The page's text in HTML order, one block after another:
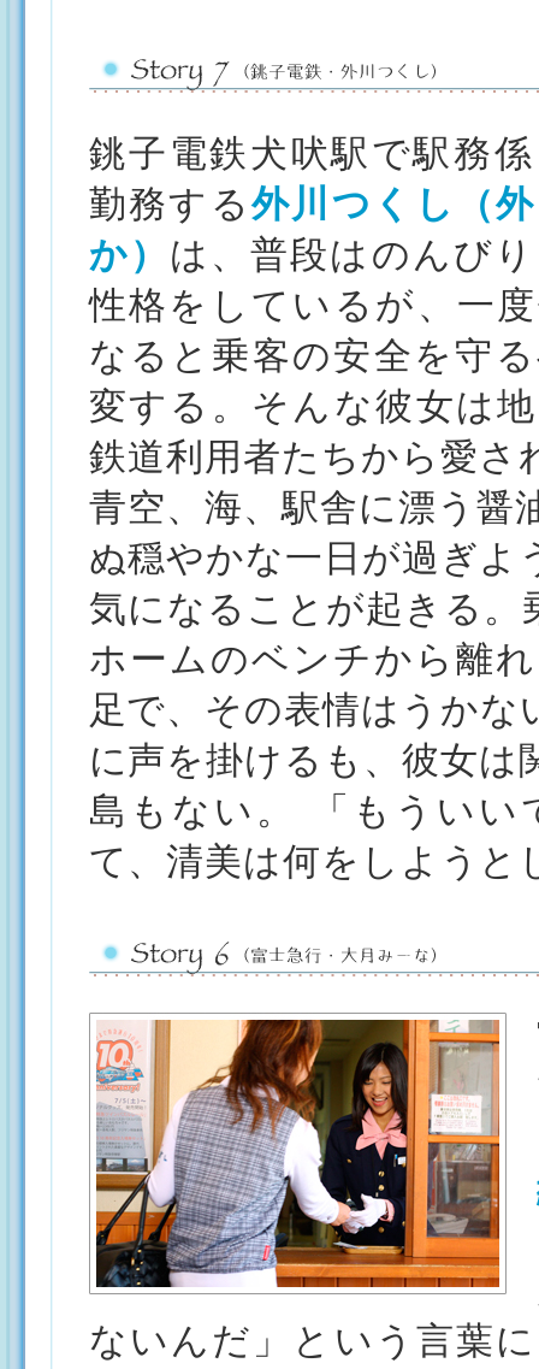
銚子電鉄犬吠駅で駅務
勤務する外川つくし（
か） は、普段はのんび
性格をしているが、一
なると乗客の安全を守
変する。そんな彼女は
鉄道利用者たちから愛さ
青空、海、駅舎に漂う醤
ぬ穏やかな一日が過ぎよ
気になることが起きる。
ホームのベンチから離
足で、その表情はうかな
に声を掛けるも、彼女は
島もない。 「もういい
て、清美は何をしよう
ないんだ」という言葉